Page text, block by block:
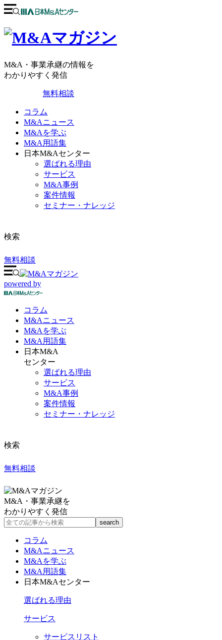
M&A・事業承継の情報を
わかりやすく発信
無料相談
コラム
M&Aニュース
M&Aを学ぶ
M&A用語集
日本M&Aセンター
選ばれる理由
サービス
M&A事例
案件情報
セミナー・ナレッジ
検索
無料相談
powered by
コラム
M&Aニュース
M&Aを学ぶ
M&A 用語集
日本M&A
センター
選ばれる理由
サービス
M&A事例
案件情報
セミナー・ナレッジ
検索
無料相談
M&A・事業承継を
わかりやすく発信
コラム
M&Aニュース
M&Aを学ぶ
M&A用語集
日本M&Aセンター
選ばれる理由
サービス
サービスリスト